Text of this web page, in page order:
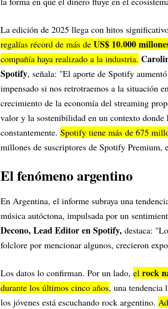
La edición de 2025 llega con hitos
regalías récord de más de US$ 10.000
compañía haya realizado a la industria.
Spotify, señala: "El aporte de Spotify
impensado si nos retrotraemos a la situación
crecimiento de la economía del streaming
valor y la sostenibilidad en un contexto
constantemente. Spotify tiene más de 675
millones de suscriptores de Spotify Premium,
El fenómeno argentino
En Argentina, el informe subraya una
música autóctona, impulsada por un
Decono, Lead Editor en Spotify, destaca:
folclore por mencionar algunos, crecieron
Los datos lo confirman. Por un lado, el rock
durante los últimos cinco años, una tendencia
los jóvenes está escuchando rock argentino.